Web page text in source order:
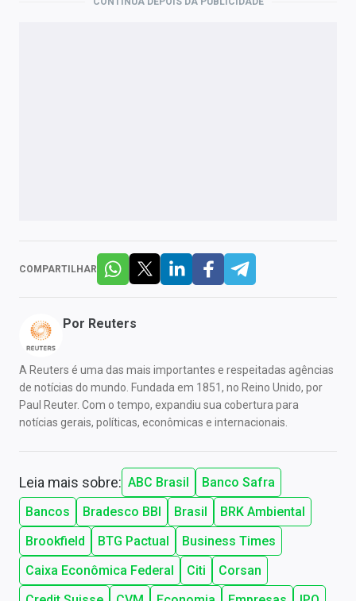
COMPARTILHAR
Por Reuters
A Reuters é uma das mais importantes e respeitadas agências
de notícias do mundo. Fundada em 1851, no Reino Unido, por
Paul Reuter. Com o tempo, expandiu sua cobertura para
notícias gerais, políticas, econômicas e internacionais.
Leia mais sobre: ABC Brasil
Banco Safra
Bancos
Bradesco BBI Brasil
BRK Ambiental
Brookfield
BTG Pactual
Business Times
Caixa Econômica Federal
Citi
Corsan